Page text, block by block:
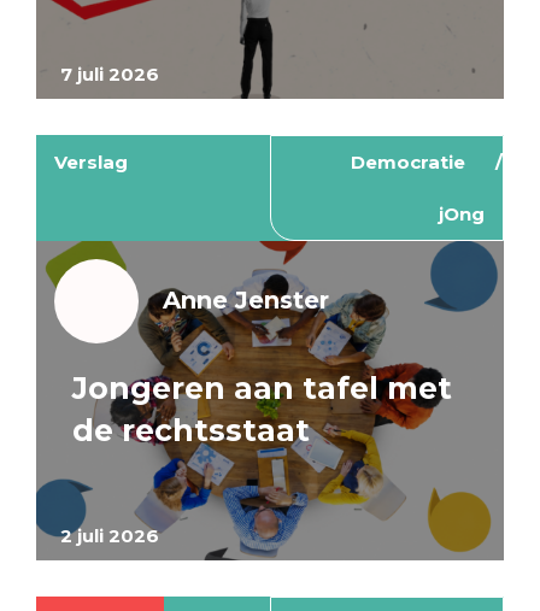
7 juli 2026
Verslag Democratie
jOng
2 juli 2026
Anne Jenster
Jongeren aan tafel met
de rechtsstaat